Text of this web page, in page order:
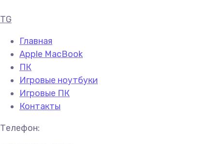
TG
Главная
Apple MacBook
ПК
Игровые ноутбуки
Игровые ПК
Контакты
Телефон: